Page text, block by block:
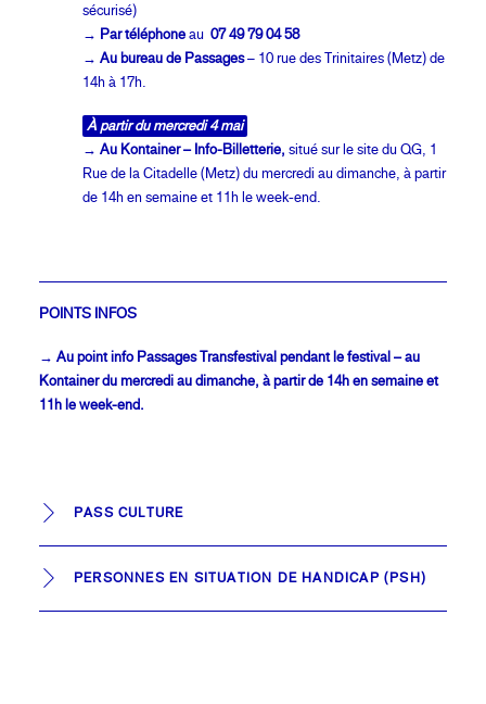
sécurisé)
→ Par téléphoneau 07 49 79 04 58
→ Au bureau de Passages– 10 rue des Trinitaires (Metz) de
14h à 17h.
À partir du mercredi 4 mai
→ Au Kontainer – Info-Billetterie, situé sur le site du QG, 1
Rue de la Citadelle (Metz) du mercredi au dimanche, à partir
de 14h en semaine et 11h le week-end.
POINTS INFOS
→ Au point info Passages Transfestivalpendant le festival – au
Kontainer du mercredi au dimanche, à partir de 14h en semaine et
11h le week-end.
PASS CULTURE
PERSONNES EN SITUATION DE HANDICAP (PSH)